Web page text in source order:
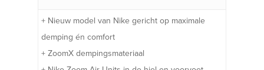
+ Nieuw model van Nike gericht op maximale
demping én comfort
+ ZoomX dempingsmateriaal